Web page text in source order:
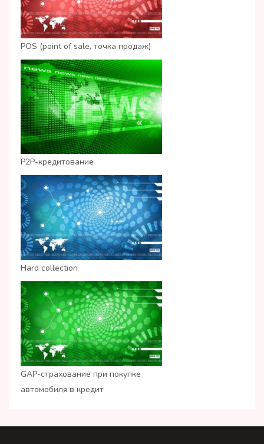
POS (point of sale, точка продаж)
P2P-кредитование
Hard collection
GAP-страхование при покупке
автомобиля в кредит